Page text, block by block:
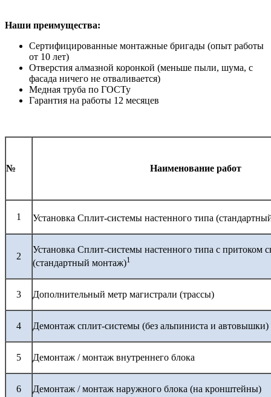
Наши преимущества:
Сертифицированные монтажные бригады (опыт работы
от 10 лет)
Отверстия алмазной коронкой (меньше пыли, шума, с
фасада ничего не отваливается)
Медная труба по ГОСТу
Гарантия на работы 12 месяцев
№ Наименование работ
1 Установка Сплит-системы настенного типа
2
Установка Сплит-системы настенного типа с притоком
(стандартный монтаж)1
3 Дополнительный метр магистрали (трассы)
4 Демонтаж сплит-системы (без альпиниста и автовышки)
5 Демонтаж / монтаж внутреннего блока
6 Демонтаж / монтаж наружного блока (на кронштейны)